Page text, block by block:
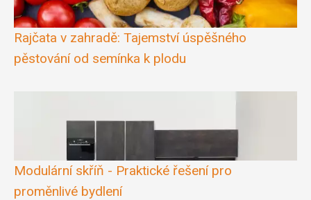
Rajčata v zahradě: Tajemství úspěšného
pěstování od semínka k plodu
Modulární skříň - Praktické řešení pro
proměnlivé bydlení